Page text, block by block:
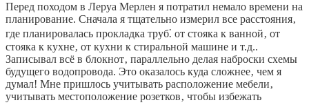
Перед походом в Леруа Мерлен я потратил немало времени на
планирование. Сначала я тщательно измерил все расстояния‚
где планировалась прокладка труб⁚ от стояка к ванной‚ от
стояка к кухне‚ от кухни к стиральной машине и т.д..
Записывал всё в блокнот‚ параллельно делая наброски схемы
будущего водопровода. Это оказалось куда сложнее‚ чем я
думал! Мне пришлось учитывать расположение мебели‚
учитывать местоположение розетков‚ чтобы избежать